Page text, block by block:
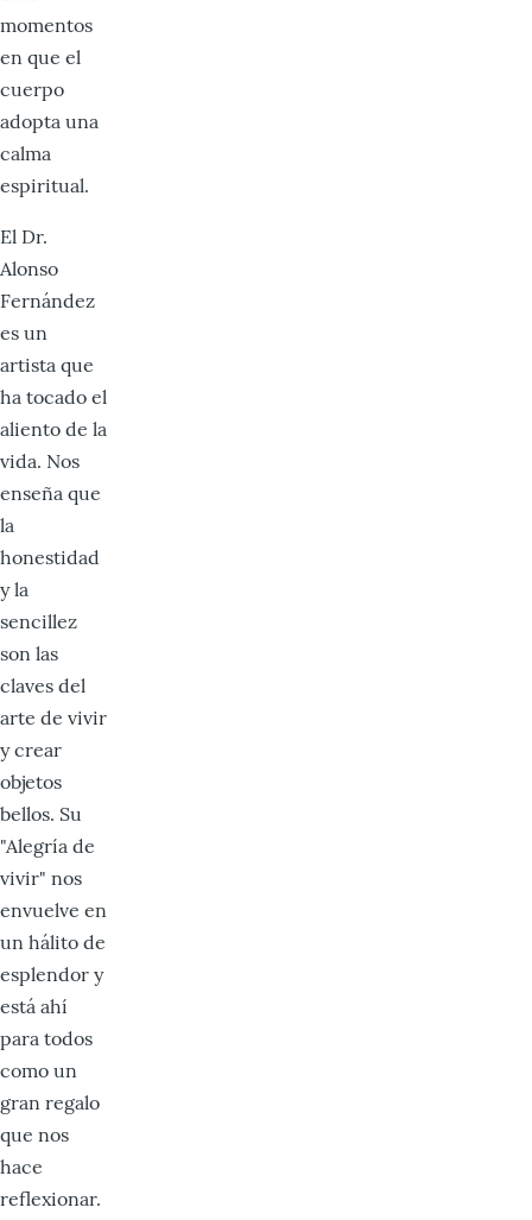
momentos
en que el
cuerpo
adopta una
calma
espiritual.
El Dr.
Alonso
Fernández
es un
artista que
ha tocado el
aliento de la
vida. Nos
enseña que
la
honestidad
y la
sencillez
son las
claves del
arte de vivir
y crear
objetos
bellos. Su
"Alegría de
vivir" nos
envuelve en
un hálito de
esplendor y
está ahí
para todos
como un
gran regalo
que nos
hace
reflexionar.